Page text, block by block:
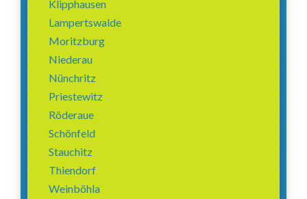
Klipphausen
Lampertswalde
Moritzburg
Niederau
Nünchritz
Priestewitz
Röderaue
Schönfeld
Stauchitz
Thiendorf
Weinböhla